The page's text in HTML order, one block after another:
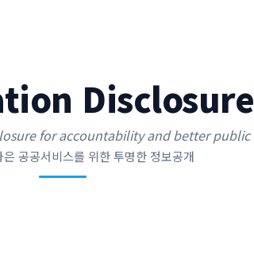
Disclosure
for accountability and better public
공공서비스를 위한 투명한 정보공개